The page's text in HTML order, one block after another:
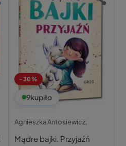
-30%
9kupiło
Agnieszka Antosiewicz,
Mądre bajki. Przyjaźń